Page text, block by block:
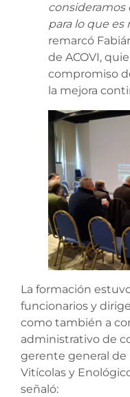
consideramos
para lo que es
remarcó
de ACOVI,
compromiso
la mejora
La formación
funcionarios y
como también a
administrativo de
gerente general de
Vitícolas y
señaló: